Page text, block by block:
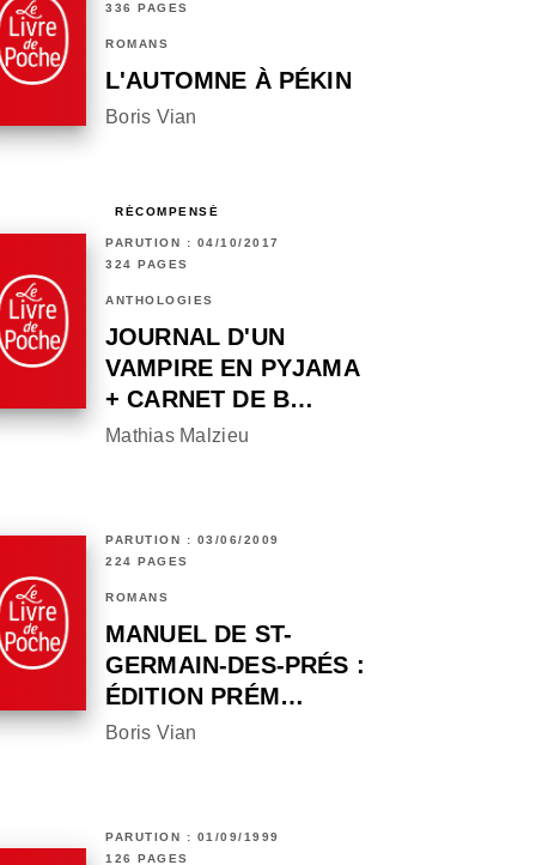
336 PAGES
ROMANS
L'AUTOMNE À PÉKIN
Boris Vian
RÉCOMPENSÉ
PARUTION : 04/10/2017
324 PAGES
ANTHOLOGIES
JOURNAL D'UN
VAMPIRE EN PYJAMA
+ CARNET DE B…
Mathias Malzieu
PARUTION : 03/06/2009
224 PAGES
ROMANS
MANUEL DE ST-
GERMAIN-DES-PRÉS :
ÉDITION PRÉM…
Boris Vian
PARUTION : 01/09/1999
126 PAGES